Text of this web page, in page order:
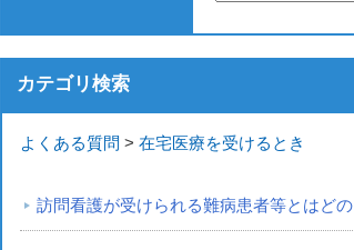
カテゴリ検索
よくある質問 > 在宅医療を受けるとき
訪問看護が受けられる難病患者等とはど